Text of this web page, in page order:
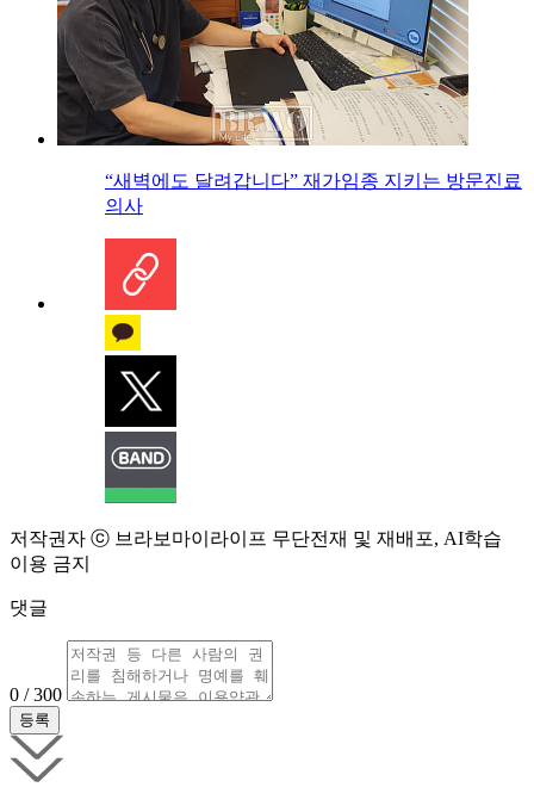
“새벽에도 달려갑니다” 재가임종 지키는 방문진료
의사
저작권자 ⓒ 브라보마이라이프 무단전재 및 재배포, AI학습
이용 금지
댓글
0 / 300